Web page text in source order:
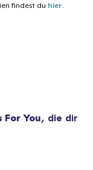
findest du hier
For You, die dir